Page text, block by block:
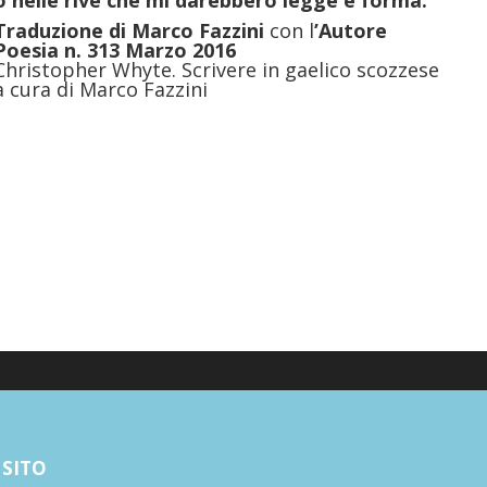
di Marco Fazzini con l’Autore
n. 313 Marzo 2016
Whyte. Scrivere in gaelico scozzese
cura di Marco Fazzini